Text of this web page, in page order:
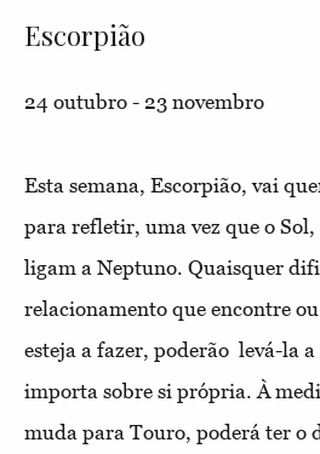
Escorpião
24 outubro - 23 novembro
Esta semana, Escorpião, vai
para refletir, uma vez que o
ligam a Neptuno. Quaisquer
relacionamento que encontre
esteja a fazer, poderão levá-la
importa sobre si própria. À
muda para Touro, poderá ter o